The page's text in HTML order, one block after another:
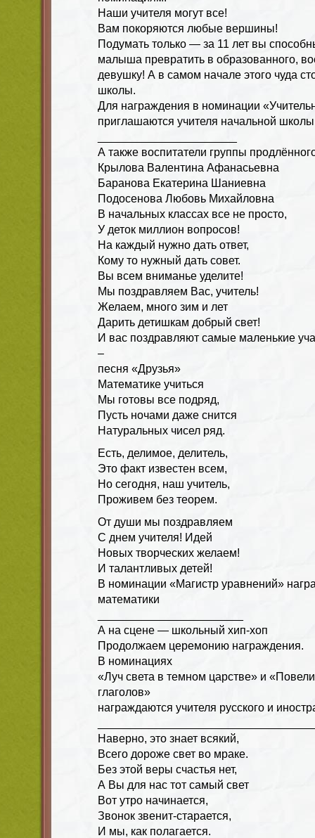
Наши учителя могут все!
Вам покоряются любые вершины!
Подумать только — за 11 лет вы
малыша превратить в образованного,
девушку! А в самом начале этого чуда
школы.
Для награждения в номинации
приглашаются учителя начальной школы
А также воспитатели группы
Крылова Валентина Афанасьевна
Баранова Екатерина Шаниевна
Подосенова Любовь Михайловна
В начальных классах все не просто,
У деток миллион вопросов!
На каждый нужно дать ответ,
Кому то нужный дать совет.
Вы всем вниманье уделите!
Мы поздравляем Вас, учитель!
Желаем, много зим и лет
Дарить детишкам добрый свет!
И вас поздравляют самые маленькие
–
песня «Друзья»
Математике учиться
Мы готовы все подряд,
Пусть ночами даже снится
Натуральных чисел ряд.
Есть, делимое, делитель,
Это факт известен всем,
Но сегодня, наш учитель,
Проживем без теорем.
От души мы поздравляем
С днем учителя! Идей
Новых творческих желаем!
И талантливых детей!
В номинации «Магистр уравнений»
математики
А на сцене — школьный хип-хоп
Продолжаем церемонию награждения.
В номинациях
«Луч света в темном царстве» и
глаголов»
награждаются учителя русского и
Наверно, это знает всякий,
Всего дороже свет во мраке.
Без этой веры счастья нет,
А Вы для нас тот самый свет
Вот утро начинается,
Звонок звенит-старается,
И мы, как полагается.